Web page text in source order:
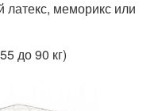
латекс, меморикс или
до 90 кг)